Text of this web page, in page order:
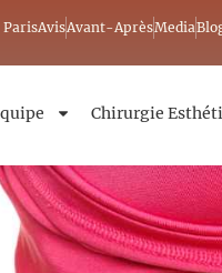
ParisAvisAvant-AprèsMedia
Chirurgie